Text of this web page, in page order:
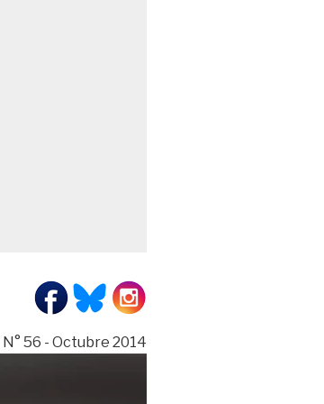
N° 56 - Octubre 2014